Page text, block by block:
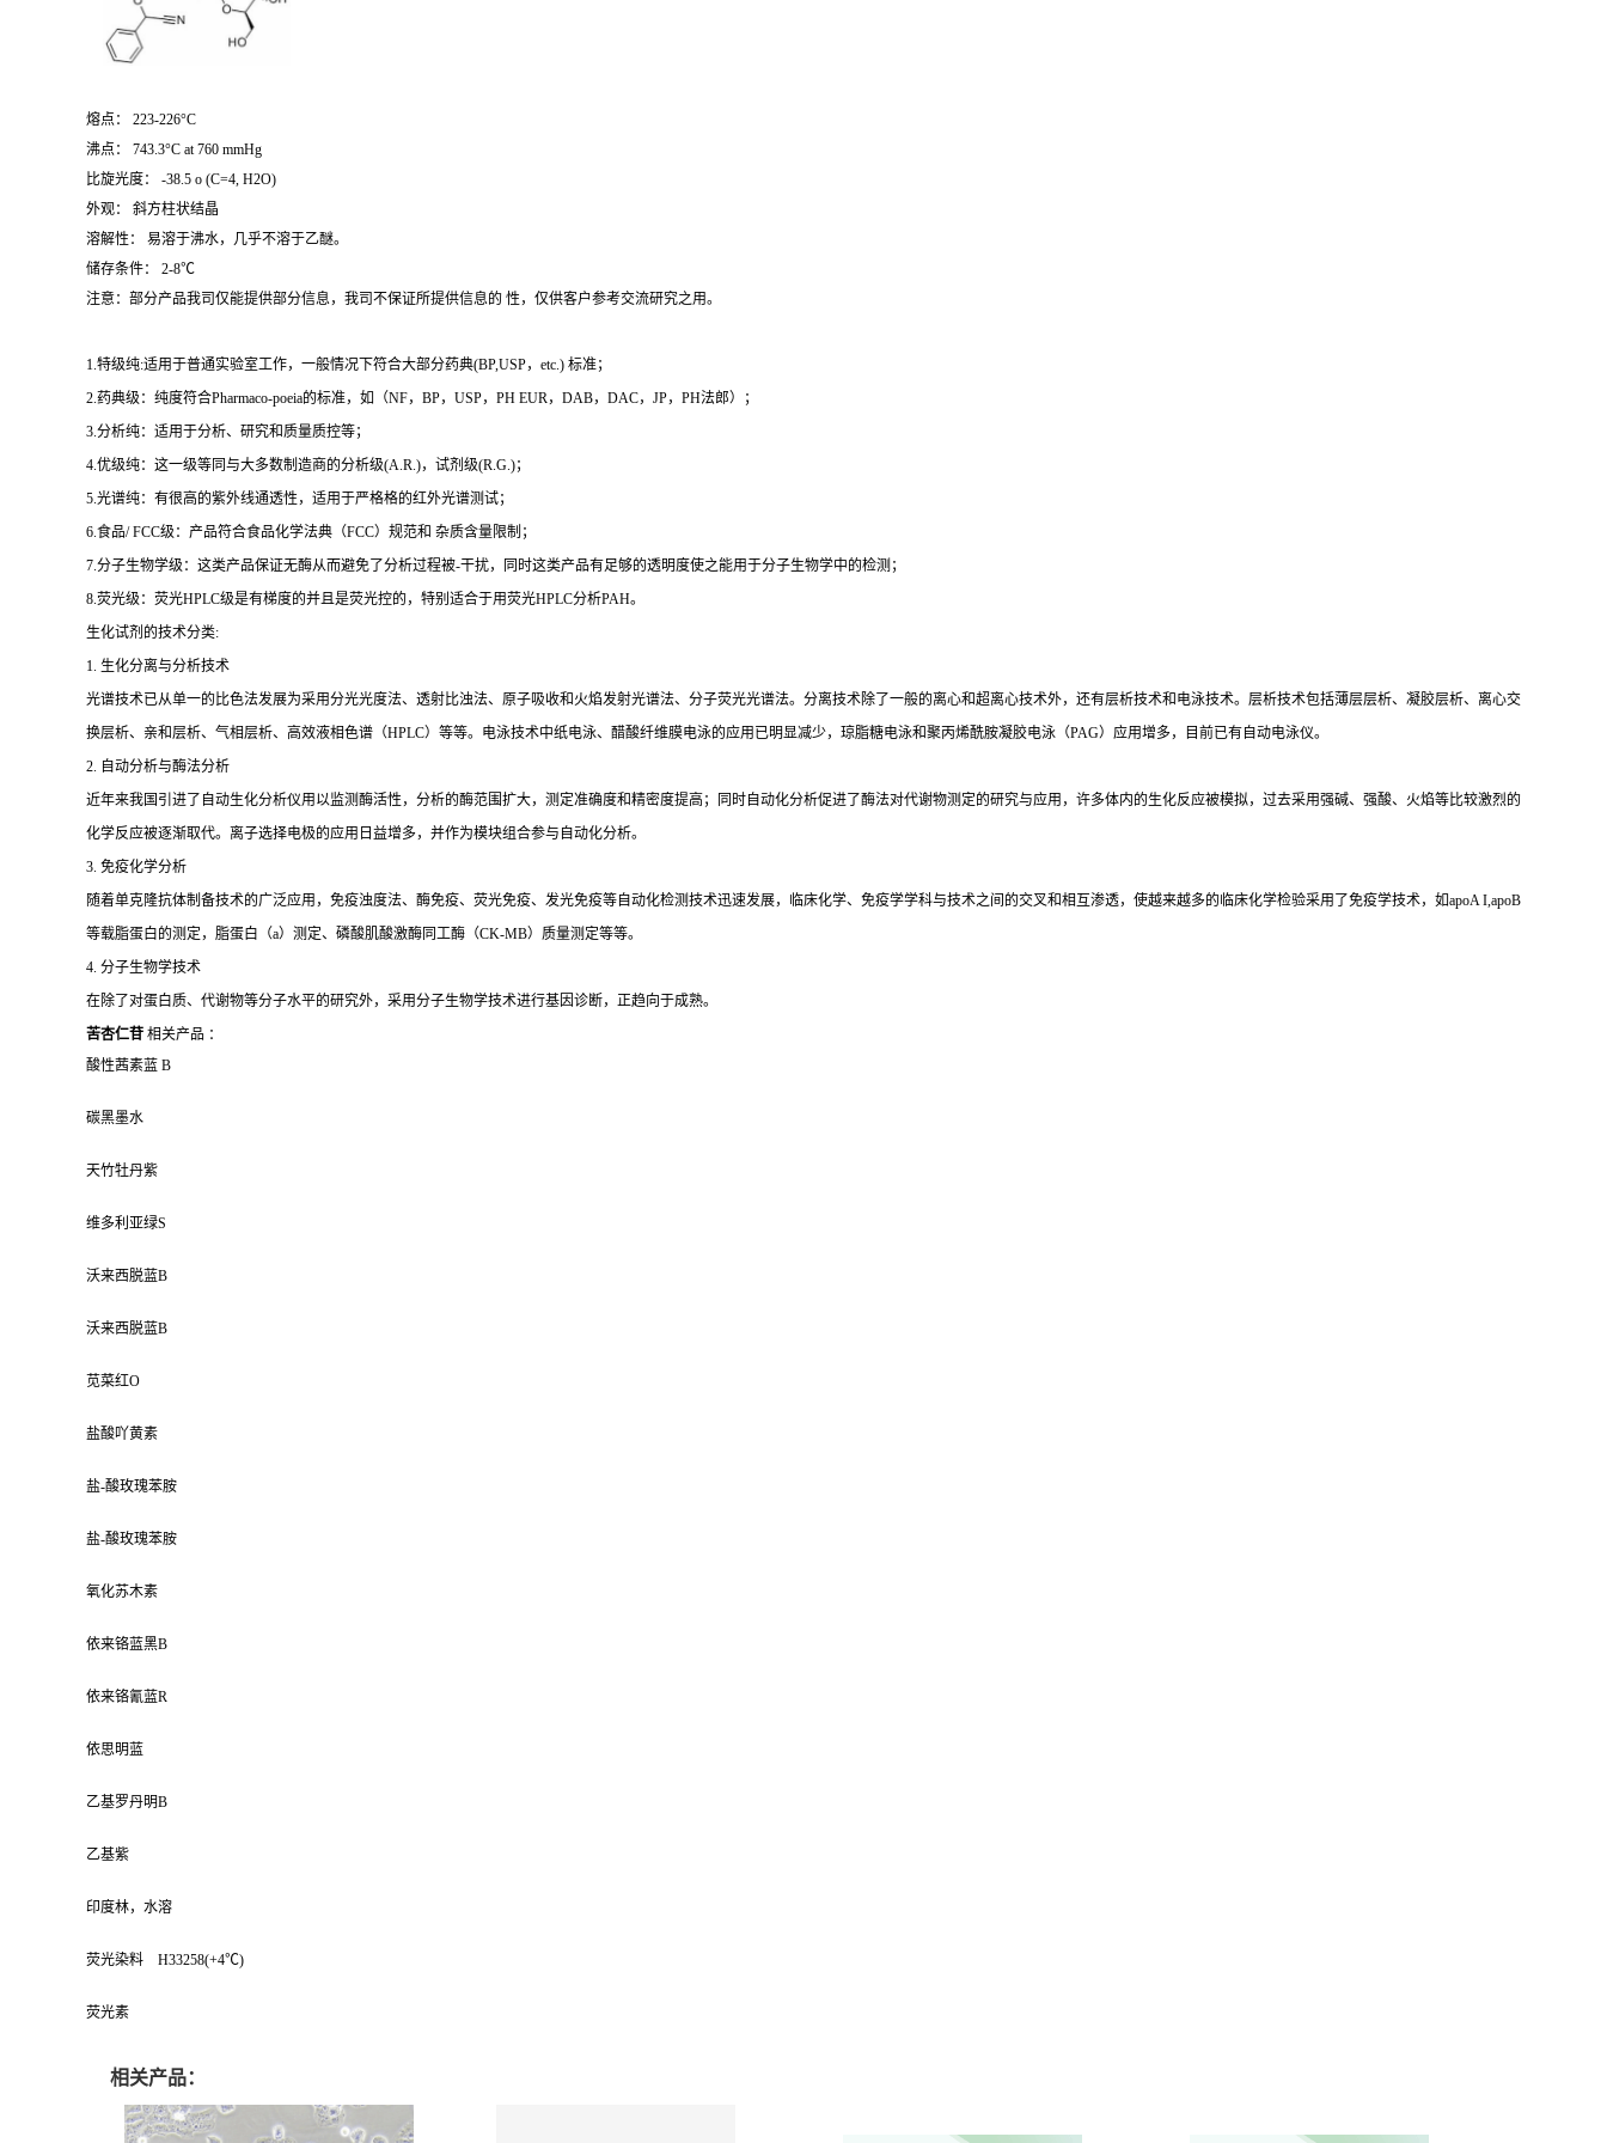
熔点： 223-226°C
沸点： 743.3°C at 760 mmHg
比旋光度： -38.5 o (C=4, H2O)
外观： 斜方柱状结晶
溶解性： 易溶于沸水，几乎不溶于乙醚。
储存条件： 2-8℃
注意：部分产品我司仅能提供部分信息，我司不保证所提供信息的 性，仅供客户参考交流研究之用。
1.特级纯:适用于普通实验室工作，一般情况下符合大部分药典(BP,USP，etc.) 标准；
2.药典级：纯度符合Pharmaco-poeia的标准，如（NF，BP，USP，PH EUR，DAB，DAC，JP，PH法郎）；
3.分析纯：适用于分析、研究和质量质控等；
4.优级纯：这一级等同与大多数制造商的分析级(A.R.)，试剂级(R.G.)；
5.光谱纯：有很高的紫外线通透性，适用于严格格的红外光谱测试；
6.食品/ FCC级：产品符合食品化学法典（FCC）规范和 杂质含量限制；
7.分子生物学级：这类产品保证无酶从而避免了分析过程被-干扰，同时这类产品有足够的透明度使之能用于分子生物学中的检测；
8.荧光级：荧光HPLC级是有梯度的并且是荧光控的，特别适合于用荧光HPLC分析PAH。
生化试剂的技术分类:
1. 生化分离与分析技术
光谱技术已从单一的比色法发展为采用分光光度法、透射比浊法、原子吸收和火焰发射光谱法、分子荧光光谱法。分离技术除了一般的离心和超离心技术外，还有层析技术和电泳技术。层析技术包括薄层层析、凝胶层析、离心交
换层析、亲和层析、气相层析、高效液相色谱（HPLC）等等。电泳技术中纸电泳、醋酸纤维膜电泳的应用已明显减少，琼脂糖电泳和聚丙烯酰胺凝胶电泳（PAG）应用增多，目前已有自动电泳仪。
2. 自动分析与酶法分析
近年来我国引进了自动生化分析仪用以监测酶活性，分析的酶范围扩大，测定准确度和精密度提高；同时自动化分析促进了酶法对代谢物测定的研究与应用，许多体内的生化反应被模拟，过去采用强碱、强酸、火焰等比较激烈的
化学反应被逐渐取代。离子选择电极的应用日益增多，并作为模块组合参与自动化分析。
3. 免疫化学分析
随着单克隆抗体制备技术的广泛应用，免疫浊度法、酶免疫、荧光免疫、发光免疫等自动化检测技术迅速发展，临床化学、免疫学学科与技术之间的交叉和相互渗透，使越来越多的临床化学检验采用了免疫学技术，如apoA I,apoB
等载脂蛋白的测定，脂蛋白（a）测定、磷酸肌酸激酶同工酶（CK-MB）质量测定等等。
4. 分子生物学技术
在除了对蛋白质、代谢物等分子水平的研究外，采用分子生物学技术进行基因诊断，正趋向于成熟。
苦杏仁苷 相关产品 ：
酸性茜素蓝 B
碳黑墨水
天竹牡丹紫
维多利亚绿S
沃来西脱蓝B
沃来西脱蓝B
苋菜红O
盐酸吖黄素
盐-酸玫瑰苯胺
盐-酸玫瑰苯胺
氧化苏木素
依来铬蓝黑B
依来铬氰蓝R
依思明蓝
乙基罗丹明B
乙基紫
印度林，水溶
荧光染料 H33258(+4℃)
荧光素
相关产品：